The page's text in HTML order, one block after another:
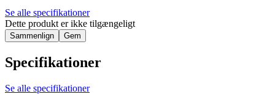
Se alle specifikationer
Dette produkt er ikke tilgængeligt
Sammenlign Gem
Specifikationer
Se alle specifikationer